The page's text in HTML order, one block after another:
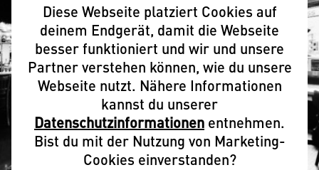
Diese Webseite platziert Cookies auf
deinem Endgerät, damit die Webseite
besser funktioniert und wir und unsere
Partner verstehen können, wie du unsere
Webseite nutzt. Nähere Informationen
kannst du unserer
Datenschutzinformationen entnehmen.
Bist du mit der Nutzung von Marketing-
Cookies einverstanden?
B3